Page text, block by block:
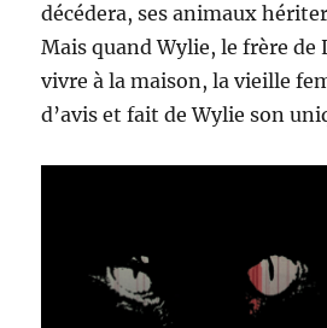
décédera, ses animaux
Mais quand Wylie, le frère de
vivre à la maison, la vieille
d’avis et fait de Wylie son